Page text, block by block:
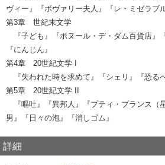
ヴィー』『ボヴァリー夫人』『レ・ミゼラブル
第3章 世紀末文学
『子ども』『ボヌール・デ・ダム百貨店』
『にんじん』
第4章 20世紀文学 I
『失われた時を求めて』『シェリ』『恐る
第5章 20世紀文学 II
『嘔吐』『異邦人』『プティ・プランス（
男』『日々の泡』『消しゴム』
詳細